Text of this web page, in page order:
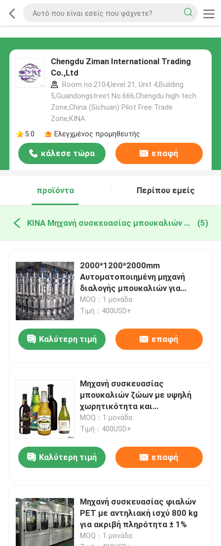
Chengdu Ziman International Trading
Co.,Ltd
Room no.2104,level 21, Unit 4,Building
5,Guandongstreet No.666,Chengdu high-tech
Zone,China (Sichuan) Pilot Free Trade
Zone,ΚΙΝΑ
5.0
Ελεγχμένος προμηθευτής
κάλεσε τώρα επαφή
προϊόντα Περίπου εμείς
ΚΙΝΑ Μηχανή συσκευασίας μπουκαλιών για ζώα (5)
2000*1200*2000mm
Αυτοματοποιημένη μηχανή
διαλογής μπουκαλιών για
γεμίσεις 100-2000ml
MOQ：1 μονάδα
Τιμή：400USD+
Καλύτερη τιμή επαφή
Μηχανή συσκευασίας
μπουκαλιών ζώων με υψηλή
χωρητικότητα και
αποτελεσματικότητα
MOQ：1 μονάδα
Τιμή：400USD+
Καλύτερη τιμή επαφή
Μηχανή συσκευασίας φιαλών
PET με αντηλιακή ισχύ 800 kg
για ακριβή πληρότητα ± 1%
MOQ：1 μονάδα